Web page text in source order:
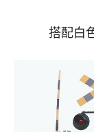
搭配白